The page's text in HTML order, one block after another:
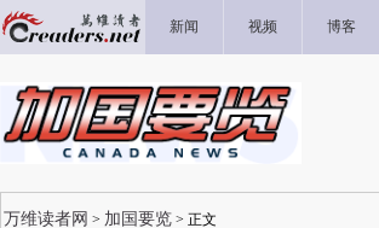
新闻 视频 博客
万维读者网 > 加国要览 > 正文